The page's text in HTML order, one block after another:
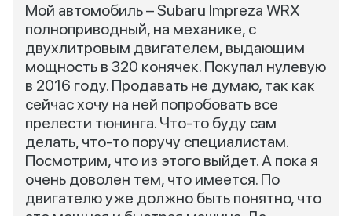
Мой автомобиль – Subaru Impreza WRX
полноприводный, на механике, с
двухлитровым двигателем, выдающим
мощность в 320 конячек. Покупал нулевую
в 2016 году. Продавать не думаю, так как
сейчас хочу на ней попробовать все
прелести тюнинга. Что-то буду сам
делать, что-то поручу специалистам.
Посмотрим, что из этого выйдет. А пока я
очень доволен тем, что имеется. По
двигателю уже должно быть понятно, что